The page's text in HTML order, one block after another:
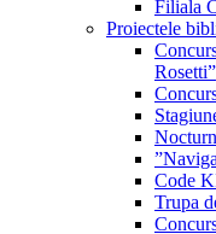
Filiala
Proiectele
Rosetti”
Code
Trupa